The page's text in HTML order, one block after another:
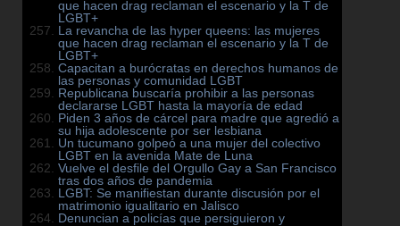
que hacen drag reclaman el escenario y la T de
LGBT+
La revancha de las hyper queens: las mujeres
que hacen drag reclaman el escenario y la T de
LGBT+
Capacitan a burócratas en derechos humanos de
las personas y comunidad LGBT
Republicana buscaría prohibir a las personas
declararse LGBT hasta la mayoría de edad
Piden 3 años de cárcel para madre que agredió a
su hija adolescente por ser lesbiana
Un tucumano golpeó a una mujer del colectivo
LGBT en la avenida Mate de Luna
Vuelve el desfile del Orgullo Gay a San Francisco
tras dos años de pandemia
LGBT: Se manifiestan durante discusión por el
matrimonio igualitario en Jalisco
Denuncian a policías que persiguieron y